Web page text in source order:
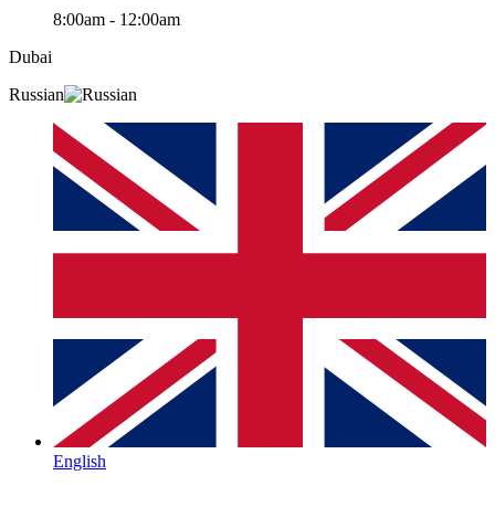
8:00am - 12:00am
Dubai
Russian
English